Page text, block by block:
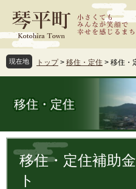
ジ
先
頭
ュ
を
飛
文
現在地 トップ > 移住・定住 > 移住・
移住・定住
文 移住・定住補助
ト